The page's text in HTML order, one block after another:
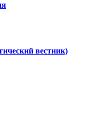
вестник)